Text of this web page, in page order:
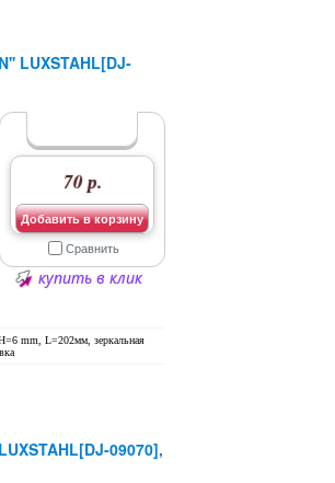
LUXSTAHL[DJ-
mm, L=202мм, зеркальная
70 р.
Добавить в корзину
Сравнить
купить в клик
09070],